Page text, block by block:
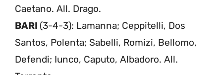
Caetano. All. Drago.
BARI (3-4-3): Lamanna; Ceppitelli, Dos
Santos, Polenta; Sabelli, Romizi, Bellomo,
Defendi; Iunco, Caputo, Albadoro. All.